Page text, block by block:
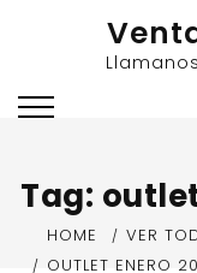
Tag:
HOME
VER
OUTLET ENERO